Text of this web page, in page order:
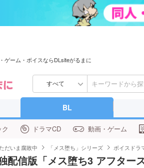
ゲーム・ボイスならDLsiteがるまに
すべて
BL
ドラマCD 動画・ゲーム
ただいま腐敗中 「メス堕ち」シリーズ ボイスドラ
配信版「メス堕ち3 アフター